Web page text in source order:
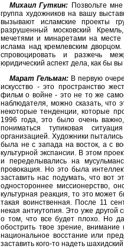
Михаил Гуткин: Позвольте
группа художников на вашу
вызывают исламские проекты
разрушенный московский
мечетями и минаретами на
ислама над кремлевским
спровоцировать и разжечь
юридический аспект дела, как бы
Марат Гельман: В первую
искусство - это пространство
фильм о войне - это не то же
наблюдателя, можно сказать, что
некоторые тенденции, которые
1996 года, это было очень
пониматься тупиковая
организацией. Художники
была не с запада на восток, а с
культурной экспансии. В этом
и переделывались на
провокация. Но это была
заставить нас подумать, что вот
одностороннее миссионерство,
культурная реакция, то это может
такая воинственная. После 11
некая антиутопия. Это уже другой
о том, что все будет плохо. Но
обострить твое зрение,
национальное восстание или
заставить кого-то надеть